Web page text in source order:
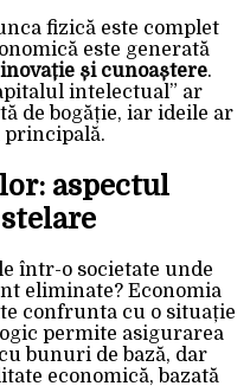
fizică este complet
este generată
și cunoaștere.
intelectual” ar
de bogăție, iar ideile ar
principală.
aspectul
într-o societate unde
eliminate? Economia
confrunta cu o situație
permite asigurarea
bunuri de bază, dar
economică, bazată